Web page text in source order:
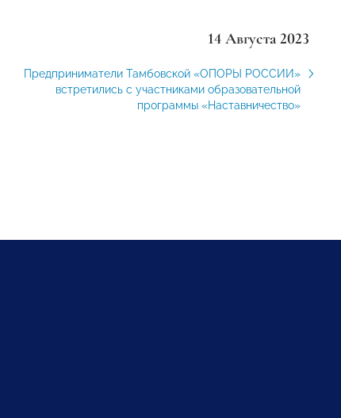
14 Августа 2023
Предприниматели Тамбовской «ОПОРЫ РОССИИ»
встретились с участниками образовательной
программы «Наставничество»